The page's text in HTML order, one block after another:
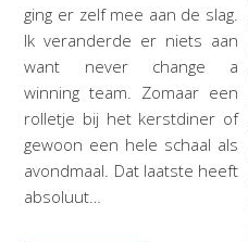
ging er zelf mee aan de slag.
Ik veranderde er niets aan
want never change a
winning team. Zomaar een
rolletje bij het kerstdiner of
gewoon een hele schaal als
avondmaal. Dat laatste heeft
absoluut…